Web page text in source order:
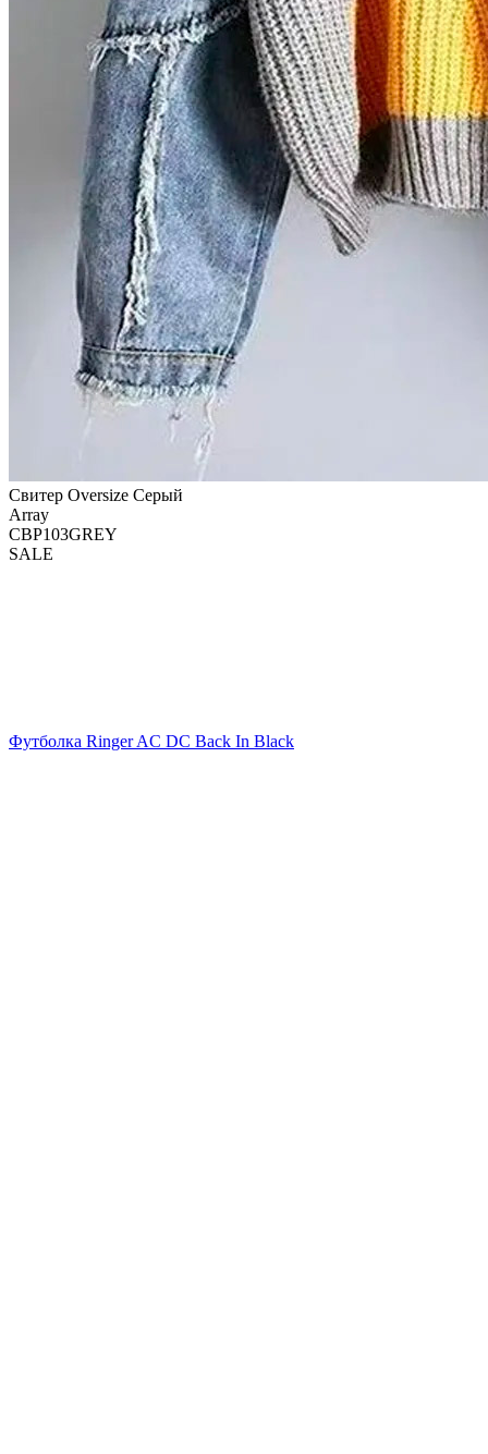
Свитер Oversize Серый
Array
СВР103GREY
SALE
Футболка Ringer AC DC Back In Black